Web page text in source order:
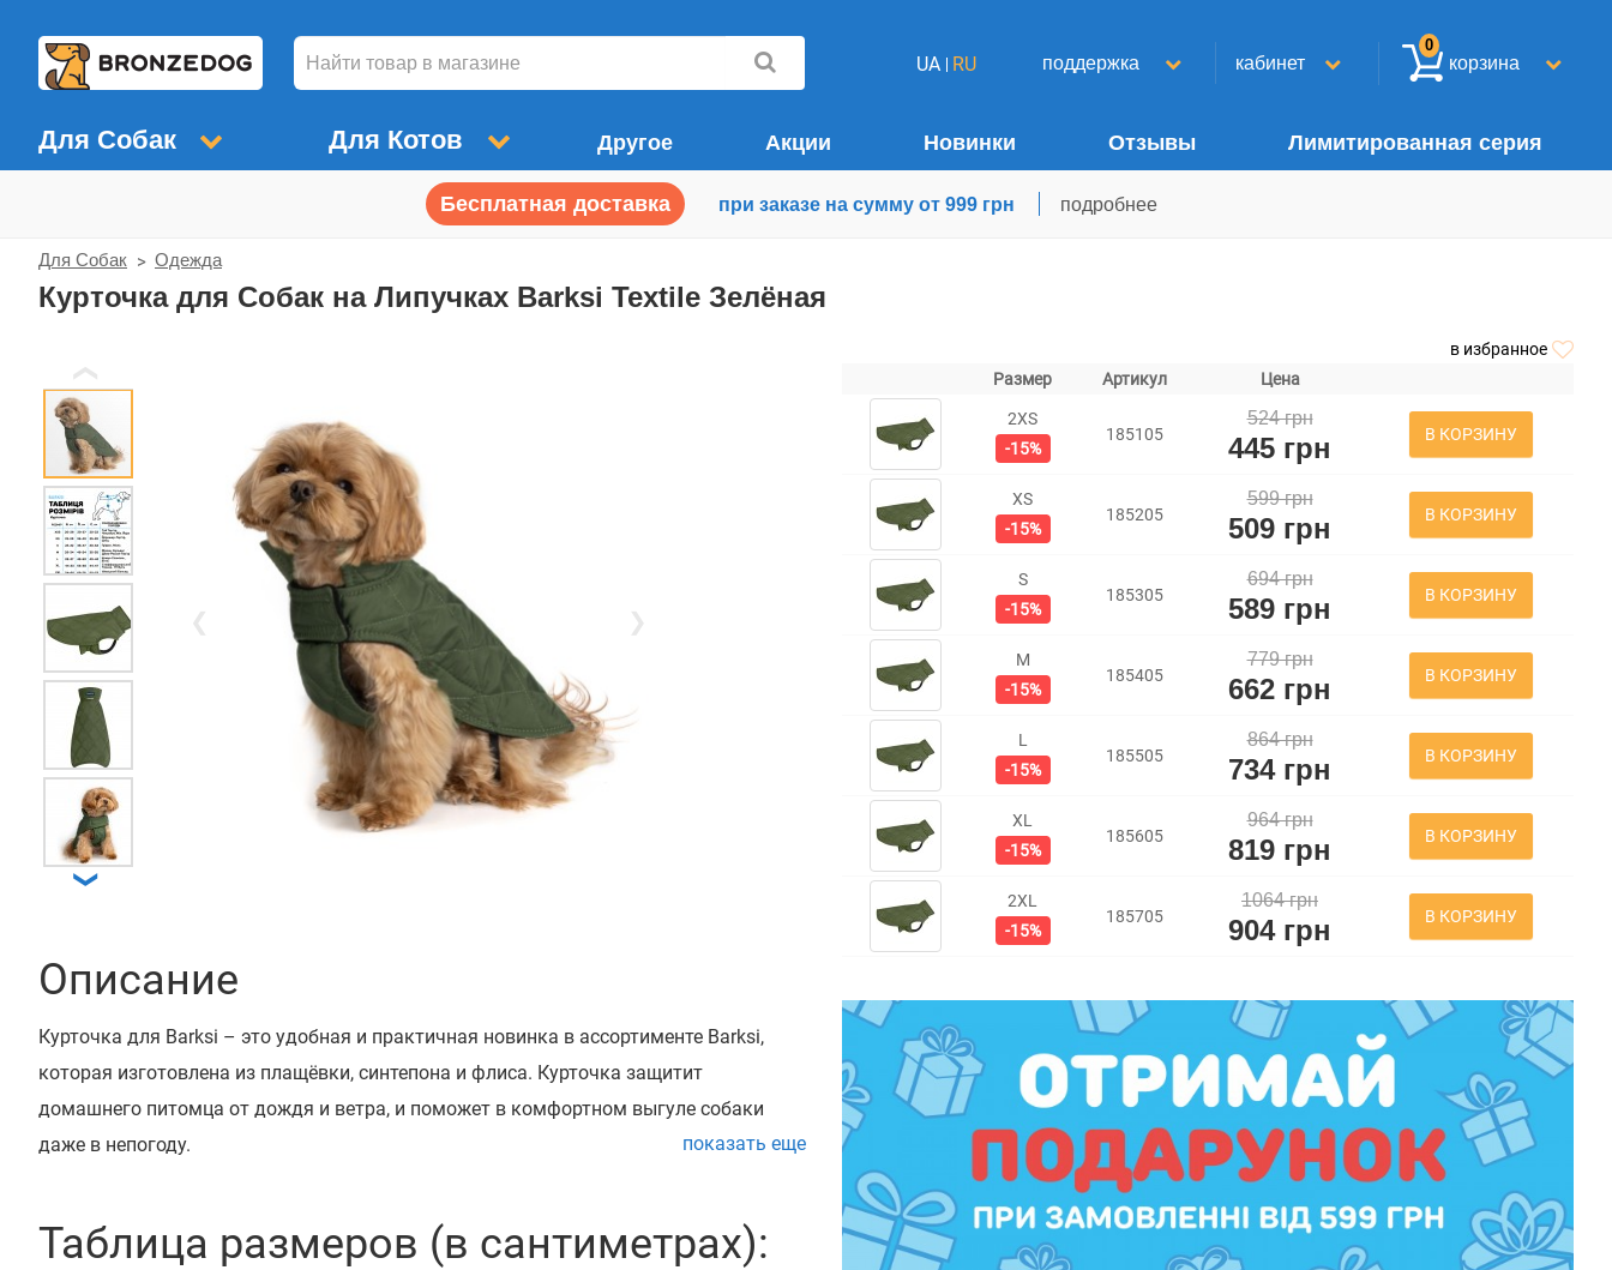
UA RU поддержка кабинет корзина
0
Для Собак Для Котов Другое Акции Новинки Отзывы Лимитированная серия
Бесплатная доставка при заказе на сумму от 999 грн подробнее
Для Собак Одежда
Курточка для Собак на Липучках Barksi Textile Зелёная
в избранное
❯
Описание
Курточка для Barksi – это удобная и практичная новинка в ассортименте Barksi,
которая изготовлена ​​из плащёвки, синтепона и флиса. Курточка защитит
домашнего питомца от дождя и ветра, и поможет в комфортном выгуле собаки
даже в непогоду.
2. Отверстие для полукольца: Специальное отверстие в верхней части дождевика
показать еще
Таблица размеров (в сантиметрах):
Размер Артикул Цена
2XS
-15%
185105
524 грн
445 грн В КОРЗИНУ
XS
-15%
185205
599 грн
509 грн В КОРЗИНУ
S
-15%
185305
694 грн
589 грн В КОРЗИНУ
M
-15%
185405
779 грн
662 грн В КОРЗИНУ
L
-15%
185505
864 грн
734 грн В КОРЗИНУ
XL
-15%
185605
964 грн
819 грн В КОРЗИНУ
2XL
-15%
185705
1064 грн
904 грн В КОРЗИНУ